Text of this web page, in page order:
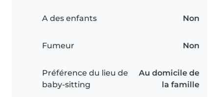
A des enfants Non
Fumeur Non
Préférence du lieu de
baby-sitting
Au domicile de
la famille